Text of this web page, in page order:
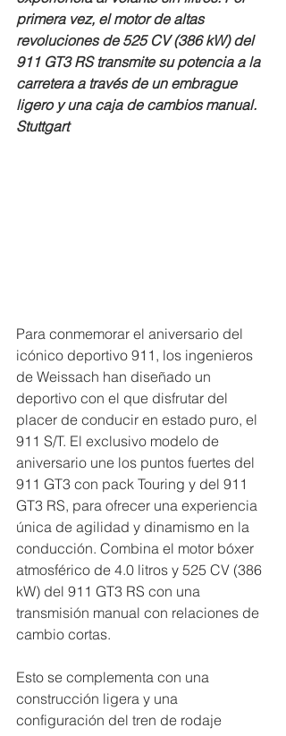
primera vez, el motor de altas
revoluciones de 525 CV (386 kW) del
911 GT3 RS transmite su potencia a la
carretera a través de un embrague
ligero y una caja de cambios manual.
Stuttgart
Para conmemorar el aniversario del
icónico deportivo 911, los ingenieros
de Weissach han diseñado un
deportivo con el que disfrutar del
placer de conducir en estado puro, el
911 S/T. El exclusivo modelo de
aniversario une los puntos fuertes del
911 GT3 con pack Touring y del 911
GT3 RS, para ofrecer una experiencia
única de agilidad y dinamismo en la
conducción. Combina el motor bóxer
atmosférico de 4.0 litros y 525 CV (386
kW) del 911 GT3 RS con una
transmisión manual con relaciones de
cambio cortas.
Esto se complementa con una
construcción ligera y una
configuración del tren de rodaje